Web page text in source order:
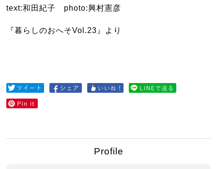
text:和田紀子 photo:興村憲彦
『暮らしのおへそVol.23』より
Profile